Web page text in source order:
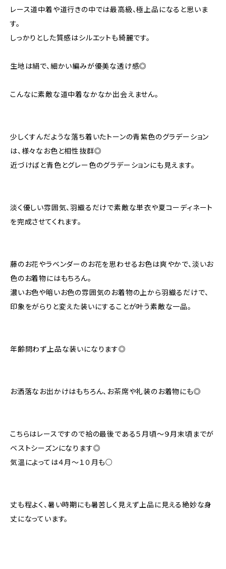
レース道中着や道行きの中では最高級、極上品になると思いま
す。
しっかりとした質感はシルエットも綺麗です。
生地は絹で、細かい編みが優美な透け感◎
こんなに素敵な道中着なかなか出会えません。
少しくすんだような落ち着いたトーンの青紫色のグラデーション
は、様々なお色と相性抜群◎
近づけばと青色とグレー色のグラデーションにも見えます。
淡く優しい雰囲気、羽織るだけで素敵な単衣や夏コーディネート
を完成させてくれます。
藤のお花やラベンダーのお花を思わせるお色は爽やかで、淡いお
色のお着物にはもちろん。
濃いお色や暗いお色の雰囲気のお着物の上から羽織るだけで、
印象をがらりと変えた装いにすることが叶う素敵な一品。
年齢問わず上品な装いになります◎
お洒落なお出かけはもちろん、お茶席や礼装のお着物にも◎
こちらはレースですので袷の最後である５月頃〜９月末頃までが
ベストシーズンになります◎
気温によっては４月〜１０月も○
丈も程よく、暑い時期にも暑苦しく見えず上品に見える絶妙な身
丈になっています。